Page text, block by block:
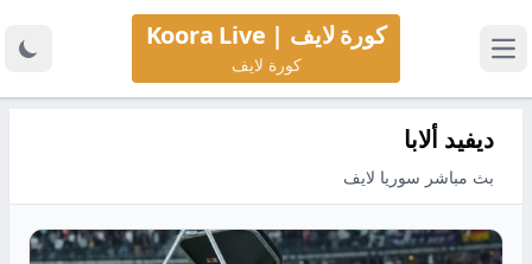
كورة لايف | Koora Live
كورة لايف
ديفيد ألابا
بث مباشر سوريا لايف